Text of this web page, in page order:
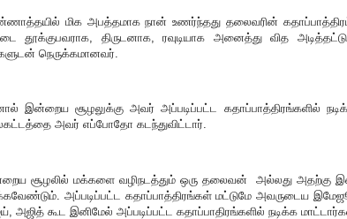
மிக அபத்தமாக நான் உணர்ந்தது தலைவரின்
தூக்குபவராக, திருடனாக, ரவுடியாக அனைத்து வித
நெருக்கமானவர்.
இன்றைய சூழலுக்கு அவர் அப்படிப்பட்ட கதாப்பாத்திரங்களில்
அவர் எப்போதோ கடந்துவிட்டார்.
சூழலில் மக்களை வழிநடத்தும் ஒரு தலைவன் அல்லது அதற்கு
அப்படிப்பட்ட கதாப்பாத்திரங்கள் மட்டுமே அவருடைய
அஜித் கூட இனிமேல் அப்படிப்பட்ட கதாப்பாதிரங்களில் நடிக்க